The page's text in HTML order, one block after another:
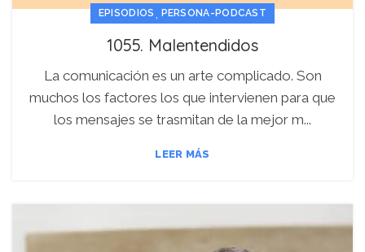
EPISODIOS PERSONA-PODCAST
1055. Malentendidos
La comunicación es un arte complicado. Son
muchos los factores los que intervienen para que
los mensajes se trasmitan de la mejor m...
LEER MÁS